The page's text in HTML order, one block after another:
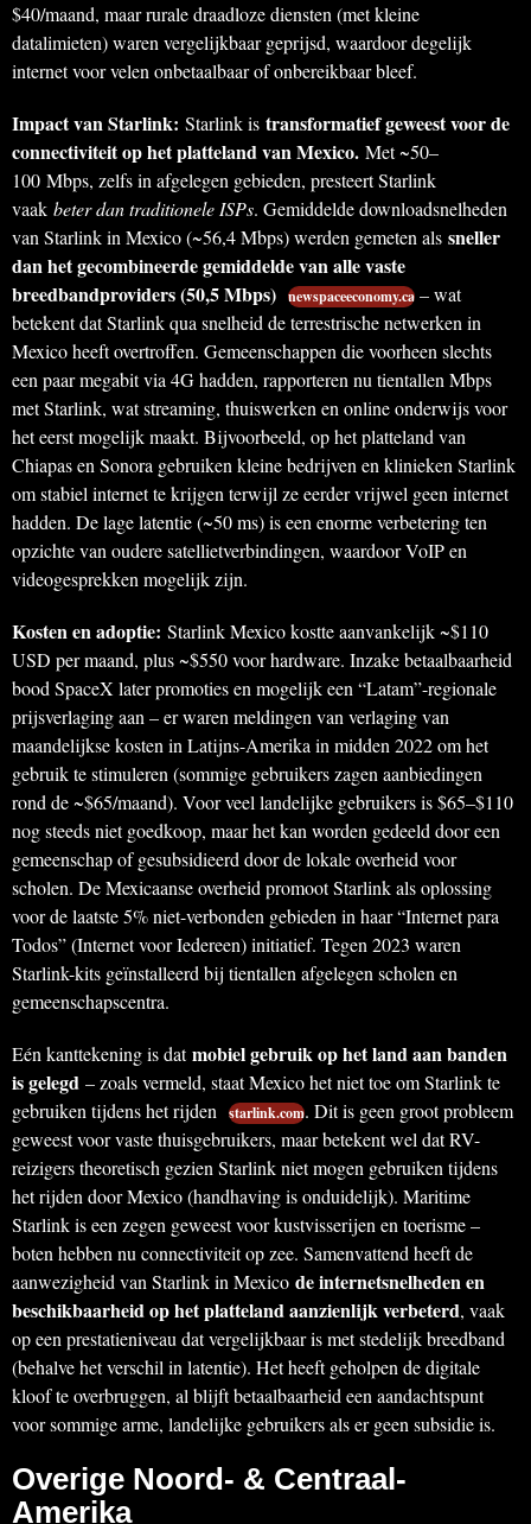
$40/maand, maar rurale draadloze diensten (met kleine
datalimieten) waren vergelijkbaar geprijsd, waardoor degelijk
internet voor velen onbetaalbaar of onbereikbaar bleef.
Impact van Starlink: Starlink is transformatief geweest voor de
connectiviteit op het platteland van Mexico. Met ~50–
100 Mbps, zelfs in afgelegen gebieden, presteert Starlink
vaak beter dan traditionele ISPs. Gemiddelde downloadsnelheden
van Starlink in Mexico (~56,4 Mbps) werden gemeten als sneller
dan het gecombineerde gemiddelde van alle vaste
breedbandproviders (50,5 Mbps) newspaceeconomy.ca – wat
betekent dat Starlink qua snelheid de terrestrische netwerken in
Mexico heeft overtroffen. Gemeenschappen die voorheen slechts
een paar megabit via 4G hadden, rapporteren nu tientallen Mbps
met Starlink, wat streaming, thuiswerken en online onderwijs voor
het eerst mogelijk maakt. Bijvoorbeeld, op het platteland van
Chiapas en Sonora gebruiken kleine bedrijven en klinieken Starlink
om stabiel internet te krijgen terwijl ze eerder vrijwel geen internet
hadden. De lage latentie (~50 ms) is een enorme verbetering ten
opzichte van oudere satellietverbindingen, waardoor VoIP en
videogesprekken mogelijk zijn.
Kosten en adoptie: Starlink Mexico kostte aanvankelijk ~$110
USD per maand, plus ~$550 voor hardware. Inzake betaalbaarheid
bood SpaceX later promoties en mogelijk een “Latam”-regionale
prijsverlaging aan – er waren meldingen van verlaging van
maandelijkse kosten in Latijns-Amerika in midden 2022 om het
gebruik te stimuleren (sommige gebruikers zagen aanbiedingen
rond de ~$65/maand). Voor veel landelijke gebruikers is $65–$110
nog steeds niet goedkoop, maar het kan worden gedeeld door een
gemeenschap of gesubsidieerd door de lokale overheid voor
scholen. De Mexicaanse overheid promoot Starlink als oplossing
voor de laatste 5% niet-verbonden gebieden in haar “Internet para
Todos” (Internet voor Iedereen) initiatief. Tegen 2023 waren
Starlink-kits geïnstalleerd bij tientallen afgelegen scholen en
gemeenschapscentra.
Eén kanttekening is datmobiel gebruik op het land aan banden
is gelegd – zoals vermeld, staat Mexico het niet toe om Starlink te
gebruiken tijdens het rijden starlink.com. Dit is geen groot probleem
geweest voor vaste thuisgebruikers, maar betekent wel dat RV-
reizigers theoretisch gezien Starlink niet mogen gebruiken tijdens
het rijden door Mexico (handhaving is onduidelijk). Maritime
Starlink is een zegen geweest voor kustvisserijen en toerisme –
boten hebben nu connectiviteit op zee. Samenvattend heeft de
aanwezigheid van Starlink in Mexico de internetsnelheden en
beschikbaarheid op het platteland aanzienlijk verbeterd, vaak
op een prestatieniveau dat vergelijkbaar is met stedelijk breedband
(behalve het verschil in latentie). Het heeft geholpen de digitale
kloof te overbruggen, al blijft betaalbaarheid een aandachtspunt
voor sommige arme, landelijke gebruikers als er geen subsidie is.
Overige Noord- & Centraal-
Amerika